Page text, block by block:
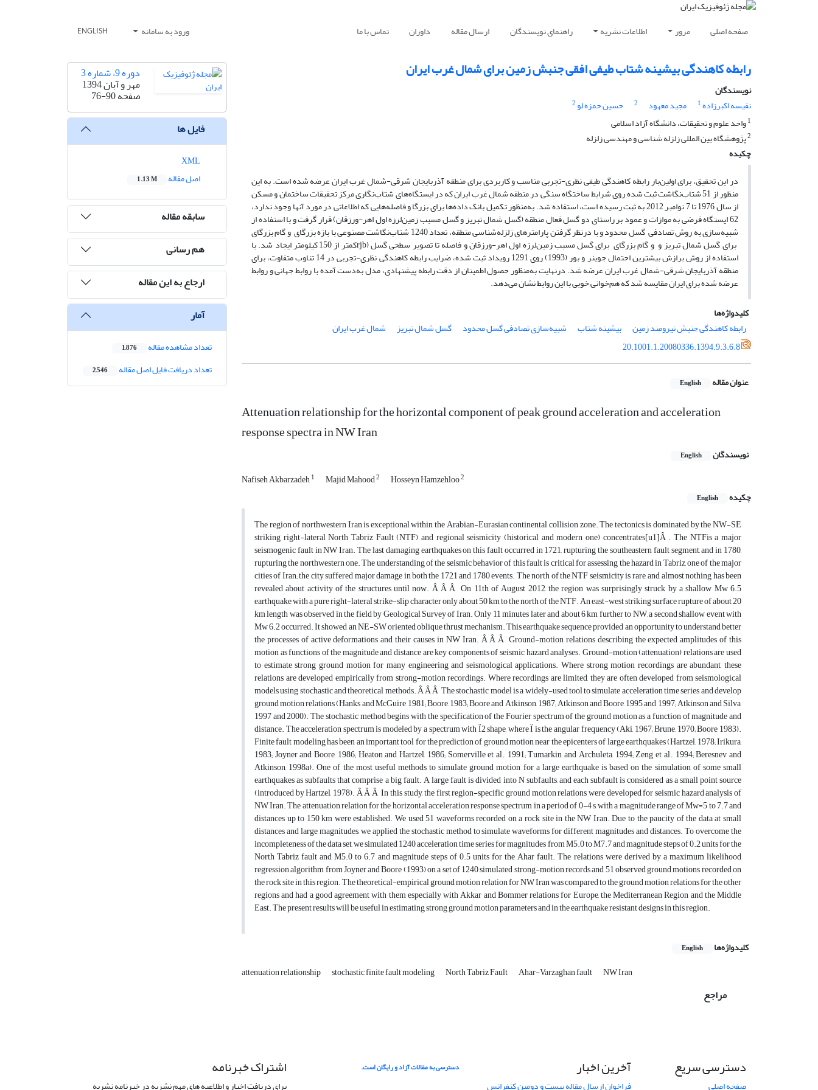
صفحه اصلی مرور اطلاعات نشریه راهنمای نویسندگان ارسال مقاله داوران تماس با ما ورود به سامانه ENGLISH
رابطه کاهندگی بیشینه شتاب طیفی افقی جنبش زمین برای شمال غرب ایران
نویسندگان
نفیسه اکبرزاده1 مجید معهود 2 حسین حمزه لو2
1واحد علوم و تحقیقات، دانشگاه آزاد اسلامی
2پژوهشگاه بین المللی زلزله شناسی و مهندسی زلزله
چکیده
در این تحقیق، برای اولین‌بار رابطه کاهندگی طیفی نظری-تجربی مناسب و کاربردی برای منطقه آذربایجان شرقی-شمال غرب ایران عرضه شده است. به این
منظور از 51 شتاب‌نگاشت ثبت شده روی شرایط ساختگاه سنگی در منطقه شمال غرب ایران که در ایستگاه‌های شتاب‌نگاری مرکز تحقیقات ساختمان و مسکن
از سال 1976 تا 7 نوامبر 2012 به ثبت رسیده است، استفاده شد. به‌منظور تکمیل بانک داده‌ها برای بزرگا و فاصله‌هایی که اطلاعاتی در مورد آنها وجود ندارد،
62 ایستگاه‌ فرضی به موازات و عمود بر راستای دو گسل فعال منطقه (گسل شمال تبریز و گسل مسبب زمین‌لرزه اول اهر-ورزقان) قرار گرفت و با استفاده از
شبیه‌سازی به روش تصادفی گسل محدود و با درنظر گرفتن پارامترهای زلزله‌شناسی منطقه، تعداد 1240 شتاب‌نگاشت مصنوعی با بازه بزرگای و گام بزرگای
برای گسل شمال تبریز و و گام بزرگای برای گسل مسبب زمین‌لرزه اول اهر-ورزقان و فاصله تا تصویر سطحی گسل (rjbکمتر از 150 کیلومتر ایجاد شد. با
استفاده از روش برازش بیشترین احتمال جوینر و بور (1993) روی 1291 رویداد ثبت شده، ضرایب رابطه کاهندگی نظری-تجربی در 14 تناوب متفاوت، برای
منطقه آذربایجان شرقی-شمال غرب ایران عرضه شد. درنهایت به‌منظور حصول اطمینان از دقت رابطه پیشنهادی، مدل به‌دست آمده با روابط جهانی و روابط
عرضه شده برای ایران مقایسه شد که هم‌خوانی خوبی با این روابط نشان می‌دهد.
کلیدواژه‌ها
رابطه کاهندگی جنبش نیرومند زمین
بیشینه شتاب شبیه‌سازی تصادفی گسل محدود گسل شمال تبریز
شمال غرب ایران
20.1001.1.20080336.1394.9.3.6.8
عنوان مقاله English
Attenuation relationship for the horizontal component of peak ground acceleration and acceleration
response spectra in NW Iran
نویسندگان English
Nafiseh Akbarzadeh1 Majid Mahood2 Hosseyn Hamzehloo2
چکیده English
The region of northwestern Iran is exceptional within the Arabian-Eurasian continental collision zone. The tectonics is dominated by the NW-SE
striking right-lateral North Tabriz Fault (NTF) and regional seismicity (historical and modern one) concentrates[u1]Â . The NTFis a major
seismogenic fault in NW Iran. The last damaging earthquakes on this fault occurred in 1721, rupturing the southeastern fault segment, and in 1780,
rupturing the northwestern one. The understanding of the seismic behavior of this fault is critical for assessing the hazard in Tabriz, one of the major
cities of Iran; the city suffered major damage in both the 1721 and 1780 events. The north of the NTF seismicity is rare, and almost nothing has been
revealed about activity of the structures until now. Â Â Â On 11th of August 2012, the region was surprisingly struck by a shallow Mw 6.5
earthquake with a pure right-lateral strike-slip character only about 50 km to the north of the NTF. An east-west striking surface rupture of about 20
km length was observed in the field by Geological Survey of Iran. Only 11 minutes later and about 6 km further to NW, a second shallow event with
Mw 6.2 occurred. It showed an NE-SW oriented oblique thrust mechanism. This earthquake sequence provided an opportunity to understand better
the processes of active deformations and their causes in NW Iran. Â Â Â Ground-motion relations describing the expected amplitudes of this
motion as functions of the magnitude and distance are key components of seismic hazard analyses. Ground-motion (attenuation) relations are used
to estimate strong ground motion for many engineering and seismological applications. Where strong motion recordings are abundant, these
relations are developed empirically from strong-motion recordings. Where recordings are limited, they are often developed from seismological
models using stochastic and theoretical methods. Â Â Â The stochastic model is a widely-used tool to simulate acceleration time series and develop
ground motion relations (Hanks and McGuire, 1981; Boore, 1983; Boore and Atkinson, 1987; Atkinson and Boore, 1995 and 1997; Atkinson and Silva,
1997 and 2000). The stochastic method begins with the specification of the Fourier spectrum of the ground motion as a function of magnitude and
distance. The acceleration spectrum is modeled by a spectrum with Ï2 shape, where Ï is the angular frequency (Aki, 1967; Brune, 1970; Boore 1983).
Finite fault modeling has been an important tool for the prediction of ground motion near the epicenters of large earthquakes (Hartzel, 1978; Irikura,
1983; Joyner and Boore, 1986; Heaton and Hartzel, 1986; Somerville et al., 1991; Tumarkin and Archuleta, 1994; Zeng et al., 1994; Beresnev and
Atkinson, 1998a). One of the most useful methods to simulate ground motion for a large earthquake is based on the simulation of some small
earthquakes as subfaults that comprise a big fault. A large fault is divided into N subfaults, and each subfault is considered as a small point source
(introduced by Hartzel, 1978). Â Â Â In this study, the first region-specific ground motion relations were developed for seismic hazard analysis of
NW Iran. The attenuation relation for the horizontal acceleration response spectrum in a period of 0-4 s, with a magnitude range of Mw=5 to 7.7 and
distances up to 150 km were established. We used 51 waveforms recorded on a rock site in the NW Iran. Due to the paucity of the data at small
distances and large magnitudes, we applied the stochastic method to simulate waveforms for different magnitudes and distances. To overcome the
incompleteness of the data set, we simulated 1240 acceleration time series for magnitudes from M5.0 to M7.7 and magnitude steps of 0.2 units for the
North Tabriz fault and M5.0 to 6.7 and magnitude steps of 0.5 units for the Ahar fault. The relations were derived by a maximum likelihood
regression algorithm from Joyner and Boore (1993) on a set of 1240 simulated strong-motion records and 51 observed ground motions recorded on
the rock site in this region. The theoretical-empirical ground motion relation for NW Iran was compared to the ground motion relations for the other
regions and had a good agreement with them especially with Akkar and Bommer relations for Europe, the Mediterranean Region and the Middle
East. The present results will be useful in estimating strong ground motion parameters and in the earthquake resistant designs in this region.
کلیدواژه‌ها English
attenuation relationship stochastic finite fault modeling North Tabriz Fault Ahar-Varzaghan fault NW Iran
مراجع
دوره 9، شماره 3
مهر و آبان 1394
صفحه76-90
فایل ها
اصل مقاله
1.13 M
سابقه مقاله
هم رسانی
ارجاع به این مقاله
آمار
تعداد مشاهده مقاله 1,876
تعداد دریافت فایل اصل مقاله 2,546
دسترسی سریع
صفحه اصلی
آخرین اخبار
فراخوان ارسال مقاله بیست و دومین کنفرانس
دسترسی به مقالات آزاد و رایگان است. اشتراک خبرنامه
برای دریافت اخبار و اطلاعیه های مهم نشریه در خبرنامه نشریه